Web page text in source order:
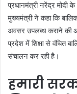
प्रधानमंत्री नरेंद्र मोदी
मुख्यमंत्री ने कहा कि
अवसर उपलब्ध कराने की
प्रदेश में शिक्षा से वंचित
संचालन कर रही है।
हमारी